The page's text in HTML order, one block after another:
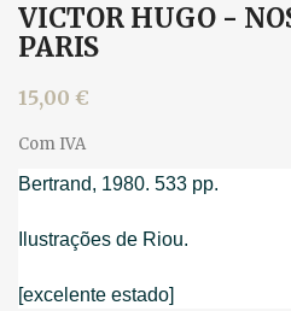
VICTOR HUGO -
PARIS
15,00 €
Com IVA
Bertrand, 1980. 533 pp.
Ilustrações de Riou.
[excelente estado]